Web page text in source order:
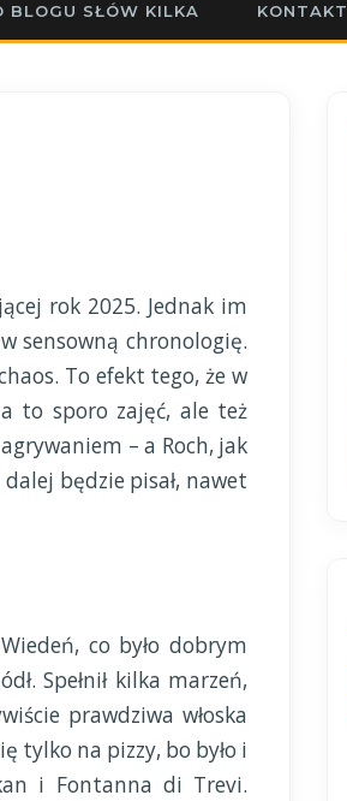
BLOGU SŁÓW KILKA KONTAKT
rok 2025. Jednak im
sensowną chronologię.
To efekt tego, że w
to sporo zajęć, ale też
– a Roch, jak
będzie pisał, nawet
co było dobrym
Spełnił kilka marzeń,
prawdziwa włoska
tylko na pizzy, bo było i
i Fontanna di Trevi.